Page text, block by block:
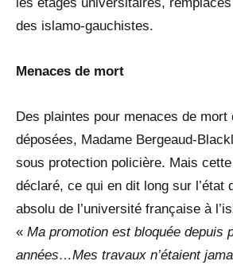
des islamo-gauchistes.
Menaces de mort
Des plaintes pour menaces de mort
déposées, Madame Bergeaud-
sous protection policière. Mais
déclaré, ce qui en dit long sur l’état
absolu de l’université française à
« Ma promotion est bloquée depuis
années…Mes travaux n’étaient